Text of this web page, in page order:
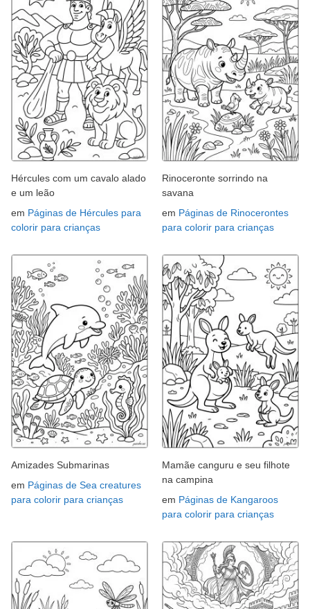
Hércules com um cavalo alado
e um leão
em Páginas de Hércules para
colorir para crianças
Rinoceronte sorrindo na
savana
em Páginas de Rinocerontes
para colorir para crianças
Amizades Submarinas
em Páginas de Sea creatures
para colorir para crianças
Mamãe canguru e seu filhote
na campina
em Páginas de Kangaroos
para colorir para crianças